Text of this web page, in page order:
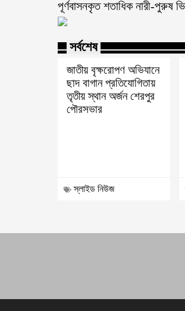
পূর্ণবাসনকৃত শতাধিক নারী-পুরুষ
সর্বশেষ
জাতীয় বৃক্ষরোপণ অভিযানে
ছাদ বাগান প্রতিযোগিতায়
তৃতীয় স্থান অর্জন শেরপুর
পৌরসভার
স্লাইড নিউজ